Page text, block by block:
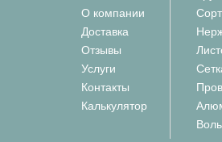
О компании
Доставка
Отзывы
Услуги
Контакты
Калькулятор